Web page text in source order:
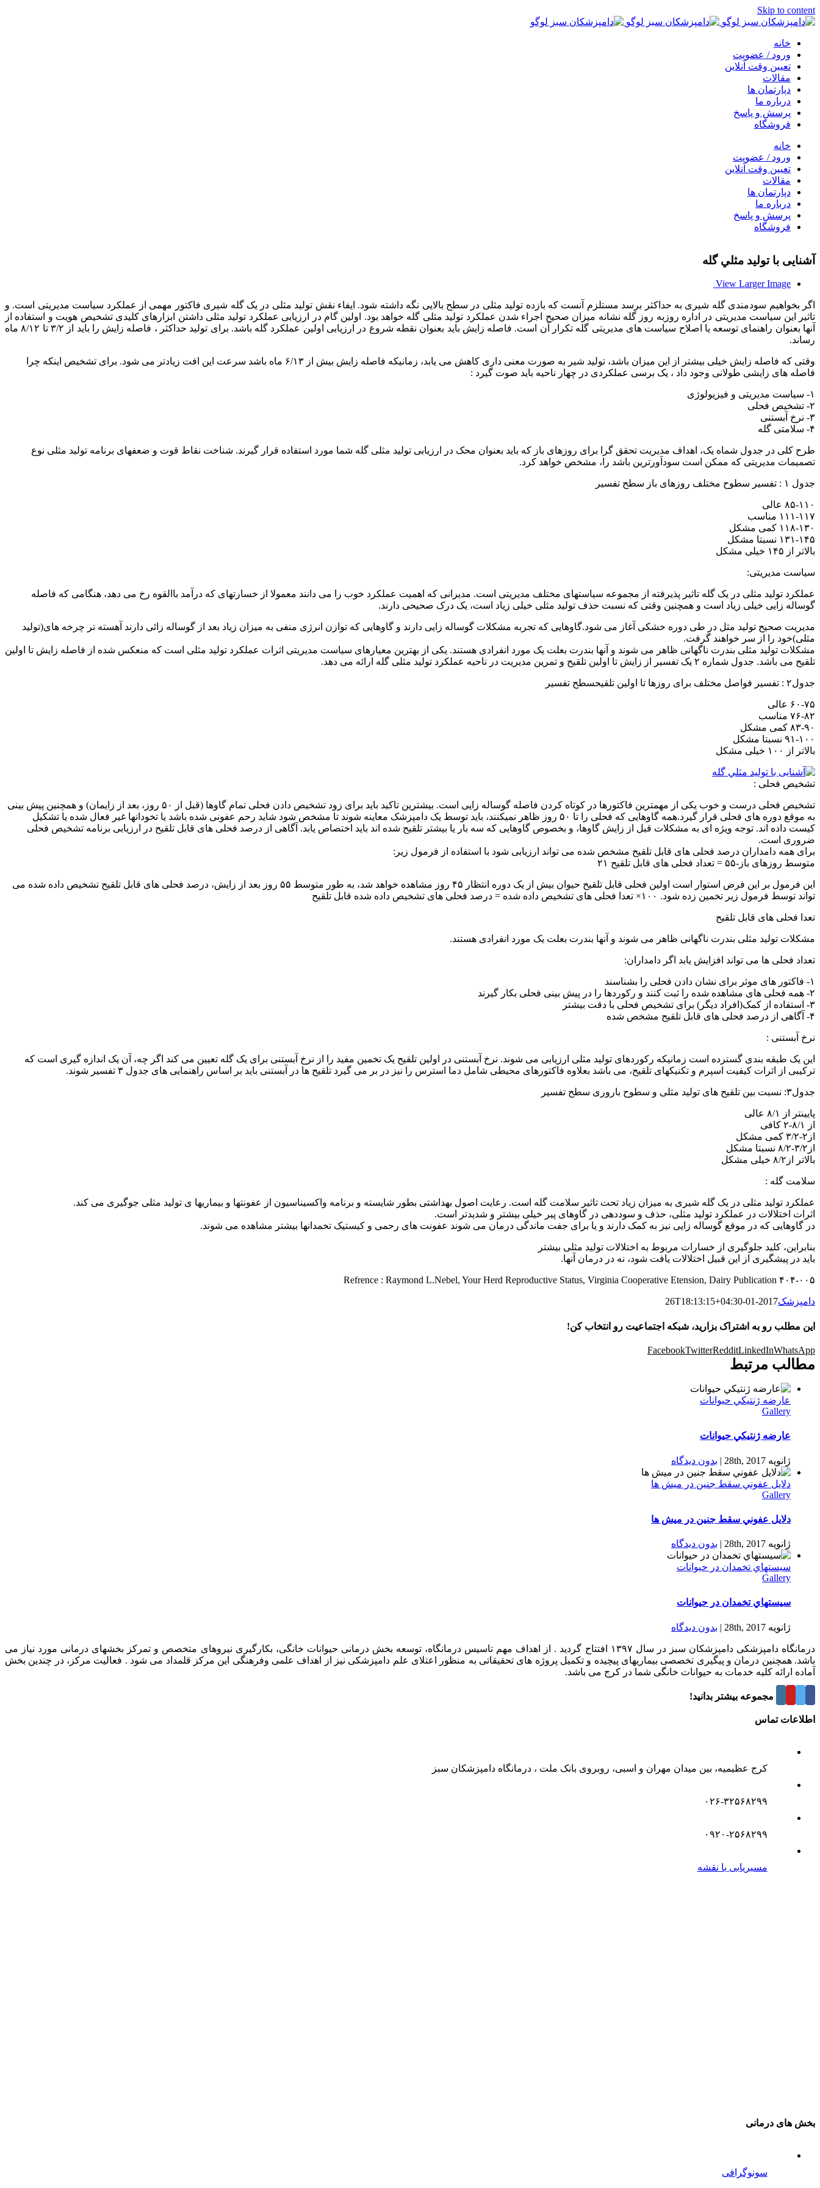
Skip to content
خانه
ورود / عضویت
تعیین وقت آنلاین
مقالات
دپارتمان ها
درباره ما
پرسش و پاسخ
فروشگاه
خانه
ورود / عضویت
تعیین وقت آنلاین
مقالات
دپارتمان ها
درباره ما
پرسش و پاسخ
فروشگاه
آشنایی با توليد مثلي گله
View Larger Image
اگر بخواهیم سودمندی گله شیری به حداکثر برسد مستلزم آنست که بازده تولید مثلی در سطح بالایی نگه داشته شود. ایفاء نقش تولید مثلی در یک گله شیری فاکتور مهمی از عملکرد سیاست مدیریتی است. و
تاثیر این سیاست مدیریتی در اداره روزبه روز گله نشانه میزان صحیح اجراء شدن عملکرد تولید مثلی گله خواهد بود. اولین گام در ارزیابی عملکرد تولید مثلی داشتن ابزارهای کلیدی تشخیص هویت و استفاده از
آنها بعنوان راهنمای توسعه یا اصلاح سیاست های مدیریتی گله تکرار آن است. فاصله زایش باید بعنوان نقطه شروع در ارزیابی اولین عملکرد گله باشد. برای تولید حداکثر ، فاصله زایش را باید از ۳/۲ تا ۸/۱۲ ماه
رساند.
وقتی که فاصله زایش خیلی بیشتر از این میزان باشد، تولید شیر به صورت معنی داری کاهش می یابد، زمانیکه فاصله زایش بیش از ۶/۱۳ ماه باشد سرعت این افت زیادتر می شود. برای تشخیص اینکه چرا
فاصله های زایشی طولانی وجود داد ، یک برسی عملکردی در چهار ناحیه باید صوت گیرد :
۱- سیاست مدیریتی و فیزیولوژی
۲- تشخیص فحلی
۳- نرخ آبستنی
۴- سلامتی گله
طرح کلی در جدول شماه یک، اهداف مدیریت تحقق گرا برای روزهای باز که باید بعنوان محک در ارزیابی تولید مثلی گله شما مورد استفاده قرار گیرند. شناخت نقاط قوت و ضعفهای برنامه تولید مثلی نوع
تصمیمات مدیریتی که ممکن است سودآورترین باشد را، مشخص خواهد کرد.
جدول ۱ : تفسیر سطوح مختلف روزهای باز سطح تفسیر
۸۵-۱۱۰ عالی
۱۱۱-۱۱۷ مناسب
۱۱۸-۱۳۰ کمی مشکل
۱۳۱-۱۴۵ نسبتا مشکل
بالاتر از ۱۴۵ خیلی مشکل
سیاست مدیریتی:
عملکرد تولید مثلی در یک گله تاثیر پذیرفته از مجموعه سیاستهای مختلف مدیریتی است. مدیرانی که اهمیت عملکرد خوب را می دانند معمولا از خسارتهای که درآمد باالقوه رخ می دهد، هنگامی که فاصله
گوساله زایی خیلی زیاد است و همچنین وقتی که نسبت حذف تولید مثلی خیلی زیاد است، یک درک صحیحی دارند.
مدیریت صحیح تولید مثل در طی دوره خشکی آغاز می شود.گاوهایی که تجربه مشکلات گوساله زایی دارند و گاوهایی که توازن انرژی منفی به میزان زیاد بعد از گوساله زائی دارند آهسته تر چرخه های(تولید
مثلی)خود را از سر خواهند گرفت.
مشکلات تولید مثلی بندرت ناگهانی ظاهر می شوند و آنها بندرت بعلت یک مورد انفرادی هستند. یکی از بهترین معیارهای سیاست مدیریتی اثرات عملکرد تولید مثلی است که منعکس شده از فاصله زایش تا اولین
تلقیح می باشد. جدول شماره ۲ یک تفسیر از زایش تا اولین تلقیح و تمرین مدیریت در ناحیه عملکرد تولید مثلی گله ارائه می دهد.
جدول۲ : تفسیر فواصل مختلف برای روزها تا اولین تلقیحسطح تفسیر
۶۰-۷۵ عالی
۷۶-۸۲ مناسب
۸۳-۹۰ کمی مشکل
۹۱-۱۰۰ نسبتا مشکل
بالاتر از ۱۰۰ خیلی مشکل
تشخیص فحلی :
تشخیص فحلی درست و خوب یکی از مهمترین فاکتورها در کوتاه کردن فاصله گوساله زایی است. بیشترین تاکید باید برای زود تشخیص دادن فحلی تمام گاوها (قبل از ۵۰ روز، بعد از زایمان) و همچنین پیش بینی
به موقع دوره های فحلی قرار گیرد.همه گاوهایی که فحلی را تا ۵۰ روز ظاهر نمیکنند، باید توسط یک دامپزشک معاینه شوند تا مشخص شود شاید رحم عفونی شده باشد یا تخودانها غیر فعال شده یا تشکیل
کیست داده اند. توجه ویژه ای به مشکلات قبل از زایش گاوها، و بخصوص گاوهایی که سه بار یا بیشتر تلقیح شده اند باید اختصاص یابد. آگاهی از درصد فحلی های قابل تلقیح در ارزیابی برنامه تشخیص فحلی
ضروری است.
برای همه دامداران درصد فحلی های قابل تلقیح مشخص شده می تواند ارزیابی شود با استفاده از فرمول زیر:
متوسط روزهای باز-۵۵ = تعداد فحلی های قابل تلقیح ۲۱
این فرمول بر این فرض استوار است اولین فحلی قابل تلقیح حیوان بیش از یک دوره انتظار ۴۵ روز مشاهده خواهد شد، به طور متوسط ۵۵ روز بعد از زایش، درصد فحلی های قابل تلقیح تشخیص داده شده می
تواند توسط فرمول زیر تخمین زده شود. ۱۰۰× تعدا فحلی های تشخیص داده شده = درصد فحلی های تشخیص داده شده قابل تلقیح
تعدا فحلی های قابل تلقیح
مشکلات تولید مثلی بندرت ناگهانی ظاهر می شوند و آنها بندرت بعلت یک مورد انفرادی هستند.
تعداد فحلی ها می تواند افزایش یابد اگر دامداران:
۱- فاکتور های موثر برای نشان دادن فحلی را بشناسند
۲- همه فحلی های مشاهده شده را ثبت کنند و رکوردها را در پیش بینی فحلی بکار گیرند
۳- استفاده از کمک(افراد دیگر) برای تشخیص فحلی با دقت بیشتر
۴- آگاهی از درصد فحلی های قابل تلقیح مشخص شده
نرخ آبستنی :
این یک طبقه بندی گسترده است زمانیکه رکوردهای تولید مثلی ارزیابی می شوند. نرخ آبستنی در اولین تلقیح یک تخمین مفید را از نرخ آبستنی برای یک گله تعیین می کند اگر چه، آن یک اندازه گیری است که
ترکیبی از اثرات کیفیت اسپرم و تکنیکهای تلقیح، می باشد بعلاوه فاکتورهای محیطی شامل دما استرس را نیز در بر می گیرد تلقیح ها در آبستنی باید بر اساس راهنمایی های جدول ۳ تفسیر شوند.
جدول۳: نسبت بین تلقیح های تولید مثلی و سطوح باروری سطح تفسیر
پایینتر از ۸/۱ عالی
از ۸/۱-۲ کافی
از۲-۳/۲ کمی مشکل
از۳/۲-۸/۲ نسبتا مشکل
بالاتر از۸/۲ خیلی مشکل
سلامت گله :
عملکرد تولید مثلی در یک گله شیری به میزان زیاد تحت تاثیر سلامت گله است. رعایت اصول بهداشتی بطور شایسته و برنامه واکسیناسیون از عفونتها و بیماریها ی تولید مثلی جوگیری می کند.
اثرات اختلالات در عملکرد تولید مثلی، حذف و سوددهی در گاوهای پیر خیلی بیشتر و شدیدتر است.
در گاوهایی که در موقع گوساله زایی نیز به کمک دارند و یا برای جفت ماندگی درمان می شوند عفونت های رحمی و کیستیک تخمدانها بیشتر مشاهده می شوند.
بنابراین، کلید جلوگیری از خسارات مربوط به اختلالات تولید مثلی بیشتر
باید در پیشگیری از این قبیل اختلالات یافت شود، نه در درمان آنها.
Refrence : Raymond L.Nebel, Your Herd Reproductive Status, Virginia Cooperative Etension, Dairy Publication ۴۰۴-۰۰۵
دامپزشک2017-01-26T18:13:15+04:30
این مطلب رو به اشتراک بزارید، شبکه اجتماعیت رو انتخاب کن!
FacebookTwitterRedditLinkedInWhatsApp
مطالب مرتبط
عارضه ژنتيكي حیوانات
Gallery
عارضه ژنتيكي حیوانات
ژانویه 28th, 2017 | بدون ديدگاه
دلایل عفوني سقط جنين در ميش ها
Gallery
دلایل عفوني سقط جنين در ميش ها
ژانویه 28th, 2017 | بدون ديدگاه
سيستهاي تخمدان در حیوانات
Gallery
سيستهاي تخمدان در حیوانات
ژانویه 28th, 2017 | بدون ديدگاه
درمانگاه دامپزشکی دامپزشکان سبز در سال ۱۳۹۷ افتتاح گردید . از اهداف مهم تاسیس درمانگاه، توسعه بخش درمانی حیوانات خانگی، بکارگیری نیروهای متخصص و تمرکز بخشهای درمانی مورد نیاز می
باشد. همچنین درمان و پیگیری تخصصی بیماریهای پیچیده و تکمیل پروژه های تحقیقاتی به منظور اعتلای علم دامپزشکی نیز از اهداف علمی وفرهنگی این مرکز قلمداد می شود . فعالیت مرکز، در چندین بخش
آماده ارائه کلیه خدمات به حیوانات خانگی شما در کرج می باشد.
درباره این مجموعه بیشتر بدانید!
اطلاعات تماس
کرج عظیمیه، بین میدان مهران و اسبی، روبروی بانک ملت ، درمانگاه دامپزشکان سبز
۰۲۶-۳۲۵۶۸۲۹۹
۰۹۲۰-۲۵۶۸۲۹۹
مسیریابی با نقشه
بخش های درمانی
سونوگرافی